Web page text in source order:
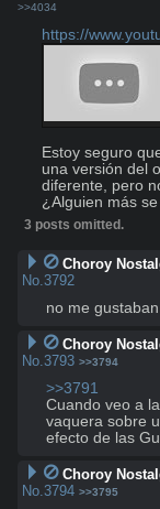
>>4034
https://
Estoy seguro
una versión del
diferente, pero
¿Alguien más
3 posts omitted.
Choroy
No.3792
no me gustaban
Choroy
No.3793 >>3794
>>3791
Cuando veo a
vaquera sobre
efecto de las
Choroy
No.3794 >>3795